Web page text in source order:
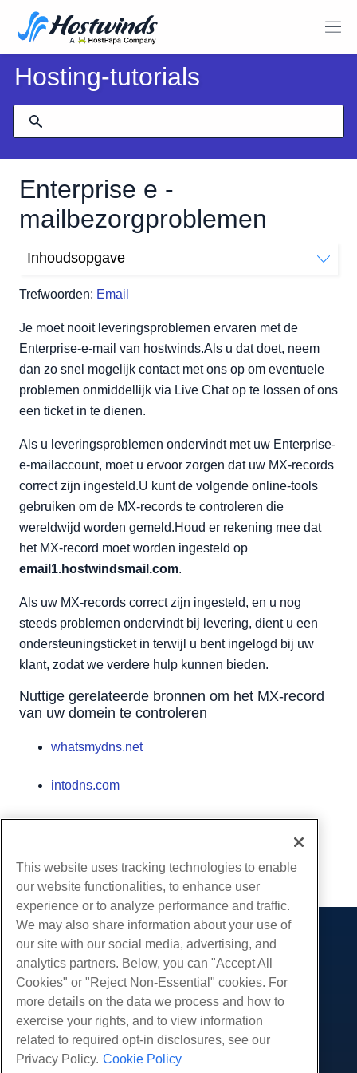
Hosting-tutorials
Enterprise e -
mailbezorgproblemen
Trefwoorden: Email
Inhoudsopgave
domein te controleren
Je moet nooit leveringsproblemen ervaren met de
Enterprise-e-mail van hostwinds.Als u dat doet, neem
dan zo snel mogelijk contact met ons op om eventuele
problemen onmiddellijk via Live Chat op te lossen of ons
een ticket in te dienen.
Als u leveringsproblemen ondervindt met uw Enterprise-
e-mailaccount, moet u ervoor zorgen dat uw MX-records
correct zijn ingesteld.U kunt de volgende online-tools
gebruiken om de MX-records te controleren die
wereldwijd worden gemeld.Houd er rekening mee dat
het MX-record moet worden ingesteld op
email1.hostwindsmail.com.
Als uw MX-records correct zijn ingesteld, en u nog
steeds problemen ondervindt bij levering, dient u een
ondersteuningsticket in terwijl u bent ingelogd bij uw
klant, zodat we verdere hulp kunnen bieden.
Nuttige gerelateerde bronnen om het MX-record
van uw domein te controleren
whatsmydns.net
intodns.com
Kopiëren URL
Producten
Web hosting
Zakelijke hosting
White Label-wederverkoper
Beheerde Linux VPS
Diensten
Website-migraties
Gemeenschap
Productdocumentatie
Tutorials
Bedrijf
Over ons
This website uses tracking technologies to enable
our website functionalities, to enhance user
experience or to analyze performance and traffic.
We may also share information about your use of
our site with our social media, advertising, and
analytics partners. Below, you can "Accept All
Cookies" or "Reject Non-Essential" cookies. For
more details on the data we process and how to
exercise your rights, and to view information
related to required opt-in disclosures, see our
Privacy Policy. Cookie Policy